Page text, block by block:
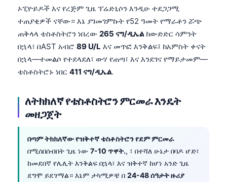
ኦፒዮይዶች እና የረጅም ጊዜ ፕሬድኒሶን እንዲሁ ተደጋጋሚ
ተጠያቂዎች ናቸው። እኔ ያገመገምኩት የ52 ዓመት የማራቶን ሯጭ
ጠቅላላ ቴስቶስትሮን ነበረው 265 ናግ/ዲኤል ከውድድር ሳምንት
በኋላ፣ በAST አብሮ 89 U/L እና መጥፎ እንቅልፍ፤ ከአምስት ቀናት
በኋላ—ተመልሶ የተደላደለ፣ ውሃ የጠጣ፣ እና እንደገና የማይታመም—
ቴስቶስትሮኑ ነበር 411 ናግ/ዲኤል.
ለትክክለኛ የቴስቶስትሮን ምርመራ እንዴት
መዘጋጀት
በጣም ትክክለኛው የዝቅተኛ ቴስቶስትሮን የደም ምርመራ
በሚሰበሰብበት ጊዜ ነው 7-10 ጥዋት., ፣ በተሻለ ሁኔታ በባዶ ሆድ፣
ከመደበኛ የሌሊት እንቅልፍ በኋላ፣ እና ዝቅተኛ ከሆነ አንድ ጊዜ
ደግሞ ይደገማል። እኔም ታካሚዎቼ በ 24-48 ሰዓታት ዙሪያ
Български
Dansk
Nederlands
Bahasa Indonesia
Íslenska
Српски језик
Svenska
Bosanski
Azərbaycan dili